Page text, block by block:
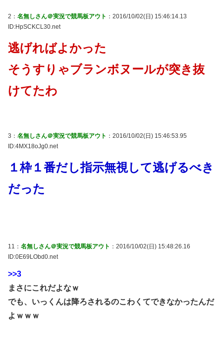
2： 名無しさん＠実況で競馬板アウト ：2016/10/02(日) 15:46:14.13
ID:HpSCKCL30.net
逃げればよかった
そうすりゃブランボヌールが突き抜
けてたわ
3： 名無しさん＠実況で競馬板アウト ：2016/10/02(日) 15:46:53.95
ID:4MX18oJg0.net
１枠１番だし指示無視して逃げるべき
だった
11： 名無しさん＠実況で競馬板アウト ：2016/10/02(日) 15:48:26.16
ID:0E69LObd0.net
>>3
まさにこれだよなｗ
でも、いっくんは降ろされるのこわくてできなかったんだ
よｗｗｗ